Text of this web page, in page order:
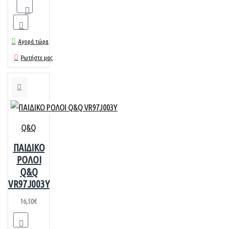
Αγορά τώρα
Ρωτήστε μας
Q&Q
ΠΑΙΔΙΚΟ
ΡΟΛΟΙ
Q&Q
VR97J003Y
16,50€